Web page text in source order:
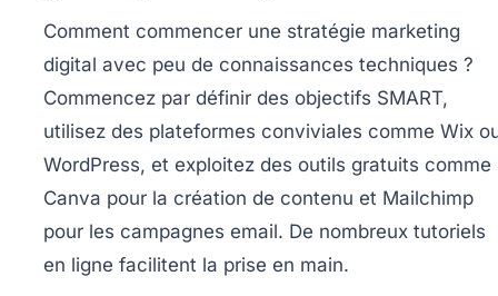
Comment commencer une stratégie marketing
digital avec peu de connaissances techniques ?
Commencez par définir des objectifs SMART,
utilisez des plateformes conviviales comme Wix
WordPress, et exploitez des outils gratuits comme
Canva pour la création de contenu et Mailchimp
pour les campagnes email. De nombreux tutoriels
en ligne facilitent la prise en main.